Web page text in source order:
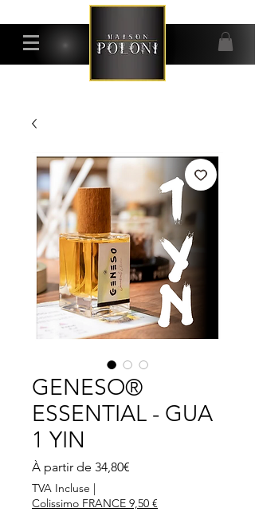
GENESO®
ESSENTIAL - GUA
1 YIN
À partir de 34,80€
TVA Incluse |
Colissimo FRANCE 9,50 €